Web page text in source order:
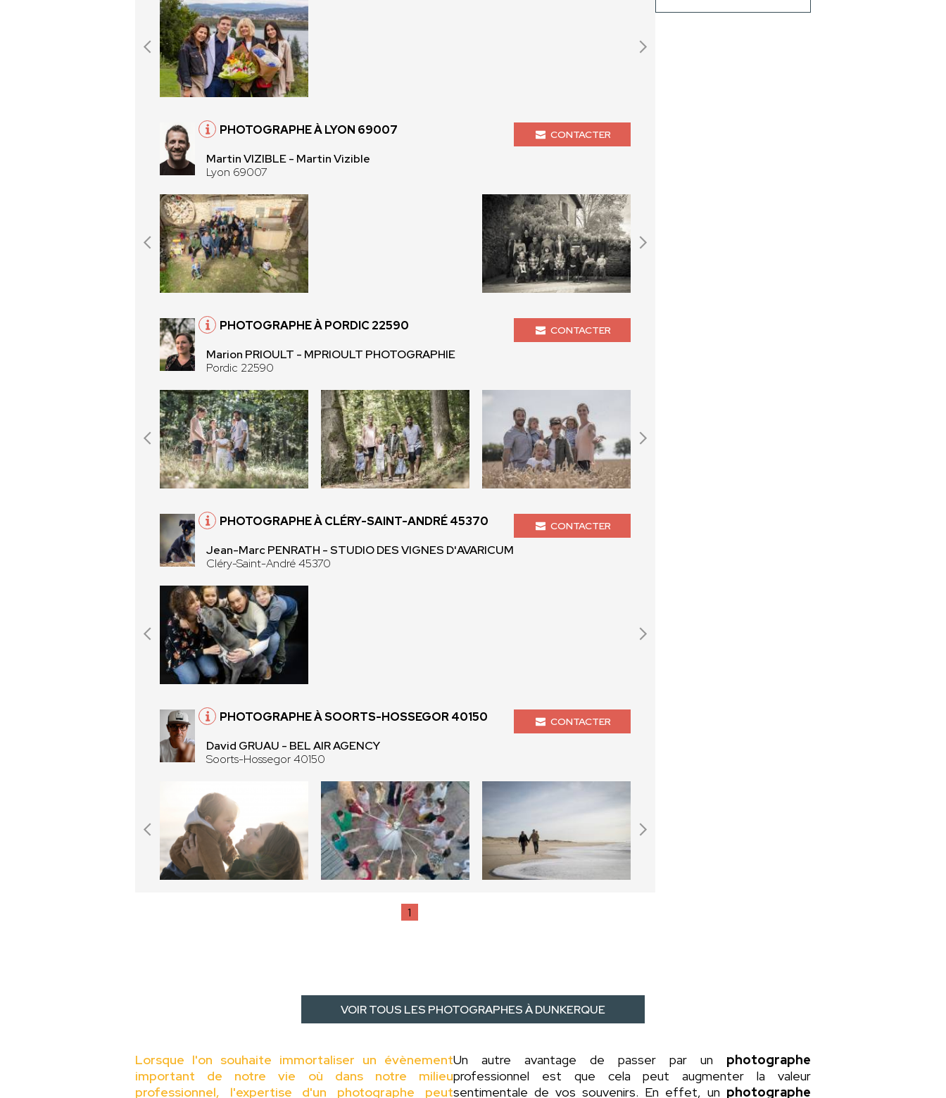
PHOTOGRAPHE À LYON 69007
Martin VIZIBLE - Martin Vizible
Lyon 69007
CONTACTER
PHOTOGRAPHE À PORDIC 22590
Marion PRIOULT - MPRIOULT PHOTOGRAPHIE
Pordic 22590
CONTACTER
PHOTOGRAPHE À CLÉRY-SAINT-ANDRÉ 45370
Jean-Marc PENRATH - STUDIO DES VIGNES D'AVARICUM
Cléry-Saint-André 45370
CONTACTER
PHOTOGRAPHE À SOORTS-HOSSEGOR 40150
David GRUAU - BEL AIR AGENCY
Soorts-Hossegor 40150
CONTACTER
1
VOIR TOUS LES PHOTOGRAPHES À DUNKERQUE
Lorsque l'on souhaite immortaliser un évènement
important de notre vie où dans notre milieu
professionnel, l'expertise d'un photographe peut
Un autre avantage de passer par un photographe
professionnel est que cela peut augmenter la valeur
sentimentale de vos souvenirs. En effet, un photographe